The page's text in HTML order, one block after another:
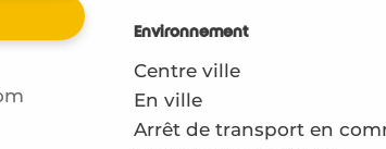
Environnement
Environnement
Centre ville
En ville
Arrêt de transport en